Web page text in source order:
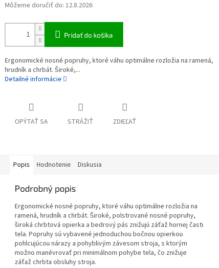
Môžeme doručiť do: 12.8.2026
Pridať do košíka
Ergonomické nosné popruhy, ktoré váhu optimálne rozložia na ramená,
hrudník a chrbát. Široké,...
Detailné informácie
OPÝTAŤ SA STRÁŽIŤ ZDIEĽAŤ
Popis Hodnotenie Diskusia
Podrobný popis
Ergonomické nosné popruhy, ktoré váhu optimálne rozložia na
ramená, hrudník a chrbát. Široké, polstrované nosné popruhy,
široká chrbtová opierka a bedrový pás znižujú záťaž hornej časti
tela. Popruhy sú vybavené jednoduchou bočnou opierkou
pohlcujúcou nárazy a pohyblivým závesom stroja, s ktorým
možno manévrovať pri minimálnom pohybe tela, čo znižuje
záťaž chrbta obsluhy stroja.